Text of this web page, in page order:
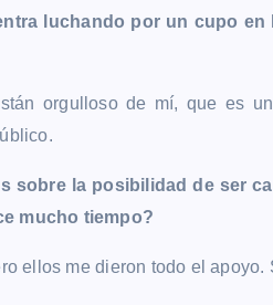
luchando por un cupo
orgulloso de mí, que es
sobre la posibilidad de ser
mucho tiempo?
ellos me dieron todo el